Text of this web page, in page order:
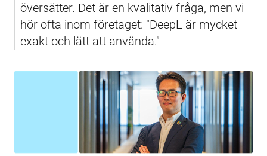
översätter. Det är en kvalitativ fråga, men vi
hör ofta inom företaget: "DeepL är mycket
exakt och lätt att använda."